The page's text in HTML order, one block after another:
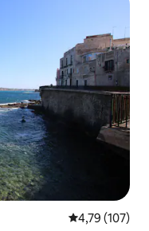
Просечна
4,79 (107)